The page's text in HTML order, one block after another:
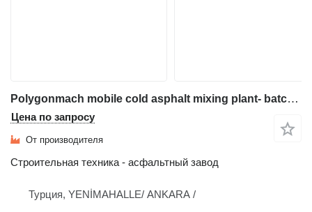
Polygonmach mobile cold asphalt mixing plant- batch and volumetric. Ultra mo
Цена по запросу
От производителя
Строительная техника - асфальтный завод
Турция, YENİMAHALLE/ ANKARA /